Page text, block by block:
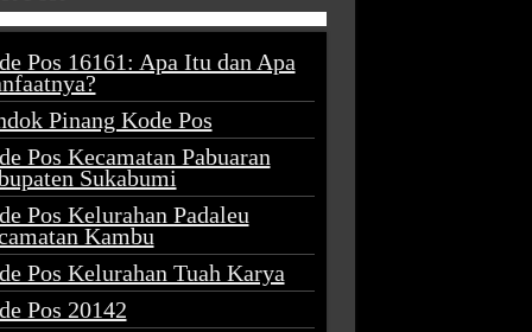
Pos 16161: Apa Itu dan Apa
Pinang Kode Pos
Pos Kecamatan Pabuaran
Sukabumi
Pos Kelurahan Padaleu
Kambu
Pos Kelurahan Tuah Karya
Pos 20142